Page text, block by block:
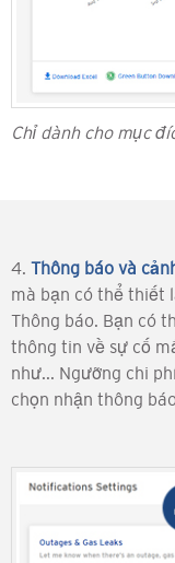
Chỉ dành cho mục
4. Thông báo và
mà bạn có thể thiết
Thông báo. Bạn có
thông tin về sự cố
như... Ngưỡng chi
chọn nhận thông